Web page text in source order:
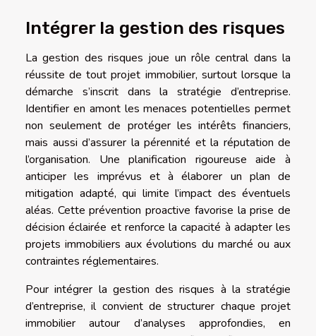
Intégrer la gestion des risques
La gestion des risques joue un rôle central dans la
réussite de tout projet immobilier, surtout lorsque la
démarche s’inscrit dans la stratégie d’entreprise.
Identifier en amont les menaces potentielles permet
non seulement de protéger les intérêts financiers,
mais aussi d’assurer la pérennité et la réputation de
l’organisation. Une planification rigoureuse aide à
anticiper les imprévus et à élaborer un plan de
mitigation adapté, qui limite l’impact des éventuels
aléas. Cette prévention proactive favorise la prise de
décision éclairée et renforce la capacité à adapter les
projets immobiliers aux évolutions du marché ou aux
contraintes réglementaires.
Pour intégrer la gestion des risques à la stratégie
d’entreprise, il convient de structurer chaque projet
immobilier autour d’analyses approfondies, en